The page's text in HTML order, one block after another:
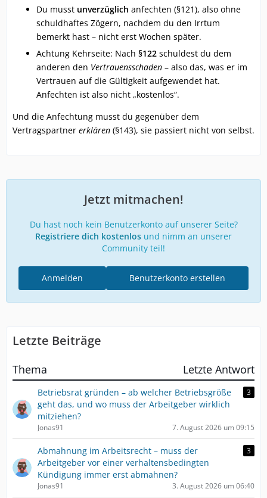
Du musst unverzüglich anfechten (§121), also ohne
schuldhaftes Zögern, nachdem du den Irrtum
bemerkt hast – nicht erst Wochen später.
Achtung Kehrseite: Nach §122 schuldest du dem
anderen den Vertrauensschaden – also das, was er im
Vertrauen auf die Gültigkeit aufgewendet hat.
Anfechten ist also nicht „kostenlos“.
Und die Anfechtung musst du gegenüber dem
Vertragspartner erklären (§143), sie passiert nicht von selbst.
Jetzt mitmachen!
Du hast noch kein Benutzerkonto auf unserer Seite?
Registriere dich kostenlos und nimm an unserer
Community teil!
Benutzerkonto erstellen
Anmelden
Letzte Beiträge
Thema Letzte Antwort
Betriebsrat gründen – ab welcher Betriebsgröße
geht das, und wo muss der Arbeitgeber wirklich
mitziehen?
3
Jonas91 7. August 2026 um 09:15
Abmahnung im Arbeitsrecht – muss der
Arbeitgeber vor einer verhaltensbedingten
Kündigung immer erst abmahnen?
3
Jonas91 3. August 2026 um 06:40